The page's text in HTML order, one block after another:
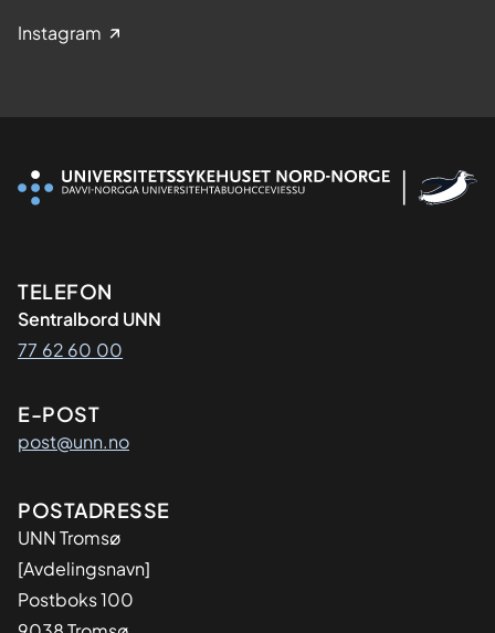
Instagram
Kontaktinformasjon
TELEFON
Sentralbord UNN
77 62 60 00
E-POST
post@unn.no
Adresse
POSTADRESSE
UNN Tromsø
[Avdelingsnavn]
Postboks 100